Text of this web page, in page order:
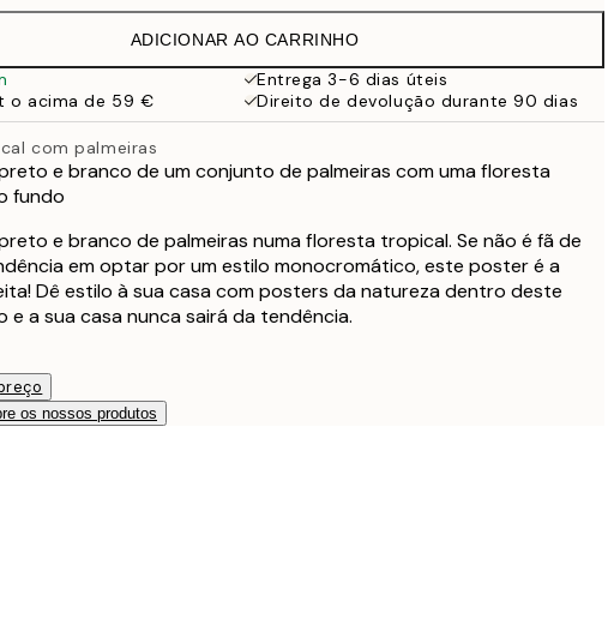
19,95 €
27,45 €
cm 16,23 €
32,45 €
ADICIONAR AO CARRINHO
Entrega 3-6 dias úteis
o acima de 59 €
Direito de devolução durante 90 dias
com palmeiras
e branco de um conjunto de palmeiras com uma floresta
fundo
e branco de palmeiras numa floresta tropical. Se não é fã de
em optar por um estilo monocromático, este poster é a
Dê estilo à sua casa com posters da natureza dentro deste
e a sua casa nunca sairá da tendência.
os nossos produtos